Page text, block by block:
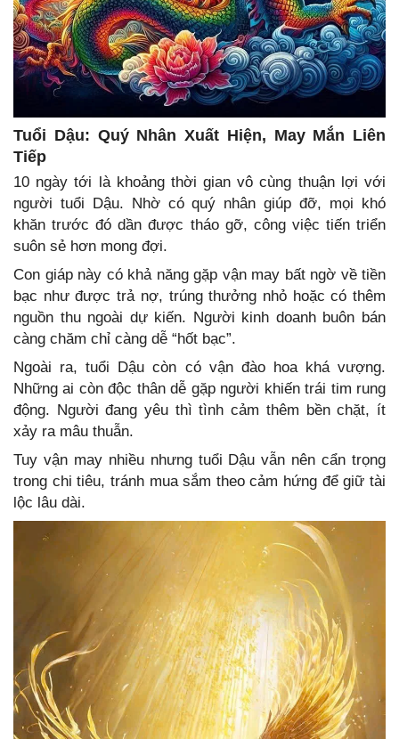
Tuổi Dậu: Quý Nhân Xuất Hiện, May Mắn Liên
Tiếp
10 ngày tới là khoảng thời gian vô cùng thuận lợi với
người tuổi Dậu. Nhờ có quý nhân giúp đỡ, mọi khó
khăn trước đó dần được tháo gỡ, công việc tiến triển
suôn sẻ hơn mong đợi.
Con giáp này có khả năng gặp vận may bất ngờ về tiền
bạc như được trả nợ, trúng thưởng nhỏ hoặc có thêm
nguồn thu ngoài dự kiến. Người kinh doanh buôn bán
càng chăm chỉ càng dễ “hốt bạc”.
Ngoài ra, tuổi Dậu còn có vận đào hoa khá vượng.
Những ai còn độc thân dễ gặp người khiến trái tim rung
động. Người đang yêu thì tình cảm thêm bền chặt, ít
xảy ra mâu thuẫn.
Tuy vận may nhiều nhưng tuổi Dậu vẫn nên cẩn trọng
trong chi tiêu, tránh mua sắm theo cảm hứng để giữ tài
lộc lâu dài.